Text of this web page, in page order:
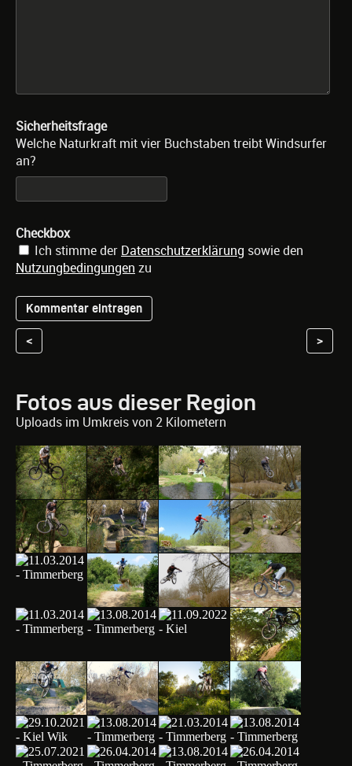
Sicherheitsfrage
Welche Naturkraft mit vier Buchstaben treibt Windsurfer
an?
Checkbox
Ich stimme der Datenschutzerklärung sowie den
Nutzungbedingungen zu
< >
Fotos aus dieser Region
Uploads im Umkreis von 2 Kilometern